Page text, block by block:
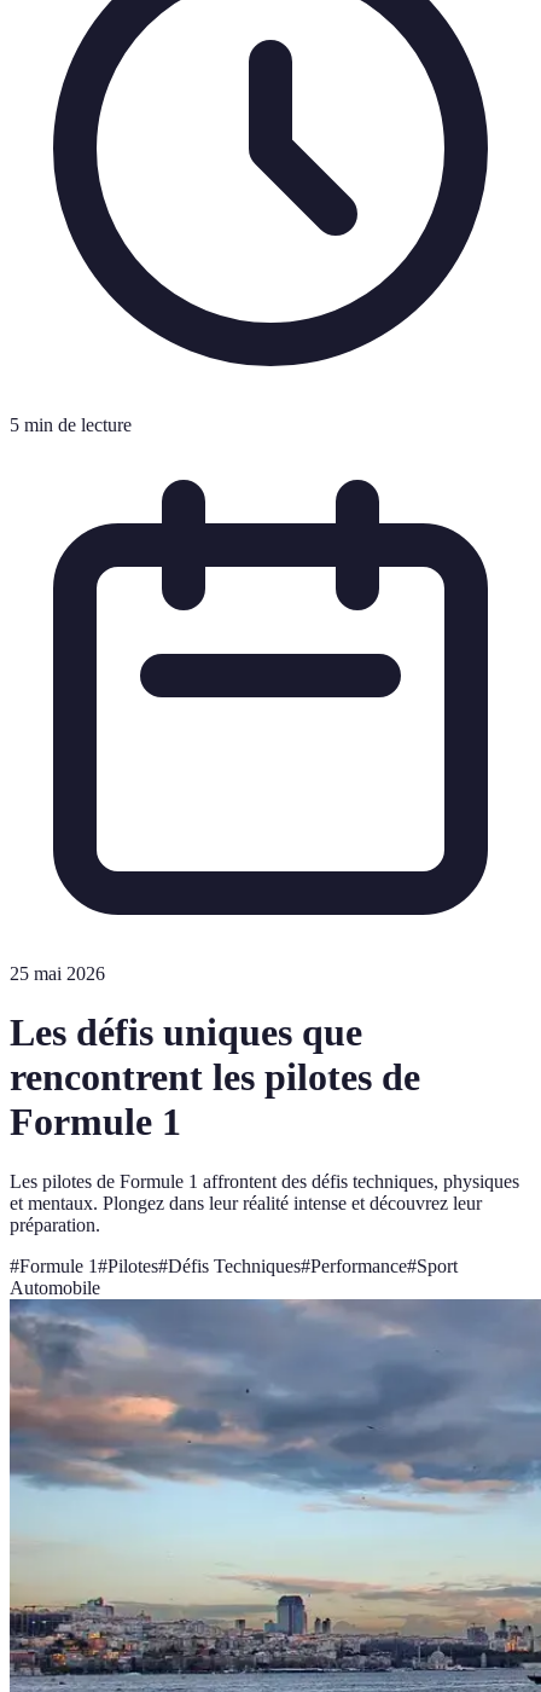
5 min de lecture
25 mai 2026
Les défis uniques que
rencontrent les pilotes de
Formule 1
Les pilotes de Formule 1 affrontent des défis techniques, physiques
et mentaux. Plongez dans leur réalité intense et découvrez leur
préparation.
#Formule 1#Pilotes#Défis Techniques#Performance#Sport
Automobile